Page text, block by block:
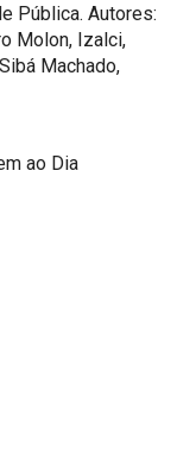
Pública. Autores:
Molon, Izalci,
Machado,
ao Dia